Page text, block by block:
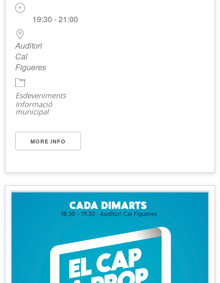
19:30 - 21:00
Auditori
Cal
Figueres
Esdeveniments
Informació
municipal
MORE INFO